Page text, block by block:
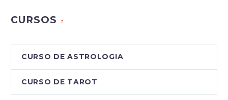
CURSOS
CURSO DE ASTROLOGIA
CURSO DE TAROT